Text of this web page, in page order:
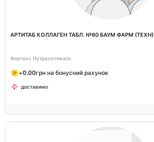
АРТИТАБ КОЛЛАГЕН ТАБЛ. №60 БАУМ ФАРМ (ТЕХН)
Фортекс Нутрасютикалс
+0.00грн на бонусний рахунок
доставимо